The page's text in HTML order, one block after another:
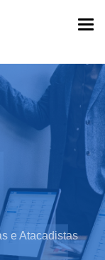
e Atacadistas